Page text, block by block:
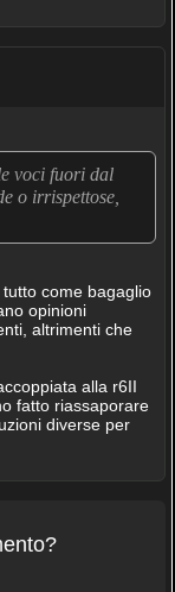
voci fuori dal
o irrispettose,
come bagaglio
opinioni
altrimenti che
alla r6II
fatto riassaporare
diverse per